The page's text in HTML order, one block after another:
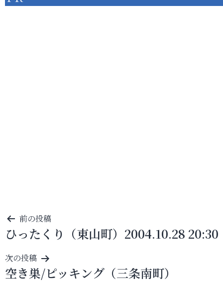
投
稿
ナ
ビ
前の投稿
ひったくり（東山町）2004.10.28 20:30
次の投稿
空き巣/ピッキング（三条南町）